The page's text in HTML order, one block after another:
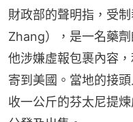
財政部的聲明指，受
Zhang），是一名藥
他涉嫌虛報包裹內容
寄到美國。當地的接
收一公斤的芬太尼提